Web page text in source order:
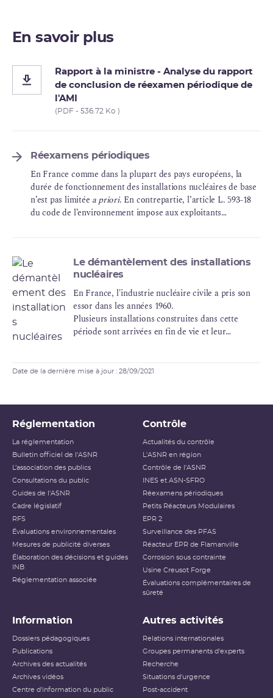
En savoir plus
Rapport à la ministre - Analyse du rapport
de conclusion de réexamen périodique de
l'AMI
(PDF - 536.72 Ko )
Réexamens périodiques
En France comme dans la plupart des pays européens, la
durée de fonctionnement des installations nucléaires de base
n’est pas limitée a priori. En contrepartie, l’article L. 593-18
du code de l’environnement impose aux exploitants
périodique et de réaliser un examen approfondi des effets du
vieillissement sur les matériels. Toutes les installations
nucléaires de base présentes sur le territoire français sont
assujetties à cette obligation réglementaire.
Le démantèlement des installations
nucléaires
En France, l'industrie nucléaire civile a pris son
essor dans les années 1960.
Plusieurs installations construites dans cette
période sont arrivées en fin de vie et leur
série d'opérations d'assainissement et de
Date de la dernière mise à jour : 28/09/2021
Réglementation
La réglementation
Bulletin officiel de l'ASNR
L’association des publics
Consultations du public
Guides de l'ASNR
Cadre législatif
RFS
Évaluations environnementales
Mesures de publicité diverses
Élaboration des décisions et guides
INB
Réglementation associée
Contrôle
Actualités du contrôle
L'ASNR en région
Contrôle de l'ASNR
INES et ASN-SFRO
Réexamens périodiques
Petits Réacteurs Modulaires
EPR 2
Surveillance des PFAS
Réacteur EPR de Flamanville
Corrosion sous contrainte
Usine Creusot Forge
Évaluations complémentaires de
sûreté
Information
Dossiers pédagogiques
Publications
Archives des actualités
Archives vidéos
Centre d'information du public
Autres activités
Relations internationales
Groupes permanents d'experts
Recherche
Situations d'urgence
Post-accident